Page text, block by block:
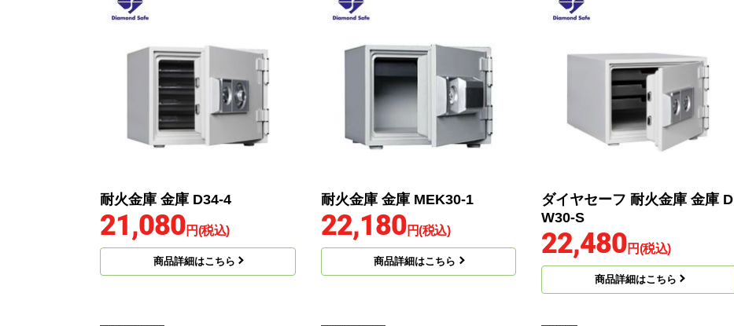
耐火金庫 金庫 D34-4
21,080円(税込)
商品詳細はこちら
耐火金庫 金庫 MEK30-1
22,180円(税込)
商品詳細はこちら
ダイヤセーフ 耐火金庫 金庫 D
W30-S
22,480円(税込)
商品詳細はこちら